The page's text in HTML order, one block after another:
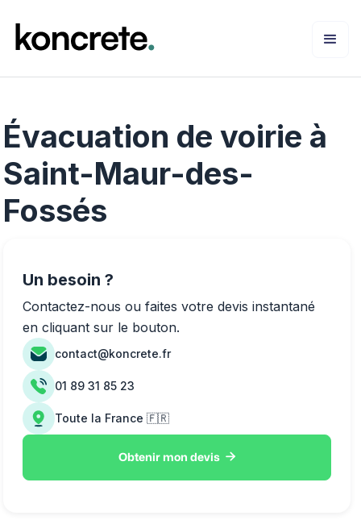
Évacuation de voirie à
Saint-Maur-des-
Fossés
Un besoin ?
Contactez-nous ou faites votre devis instantané
en cliquant sur le bouton.
contact@koncrete.fr
01 89 31 85 23
Toute la France 🇫🇷
Obtenir mon devis 